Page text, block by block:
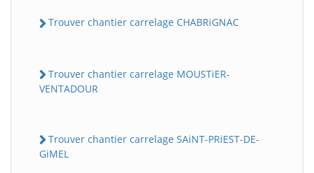
Trouver chantier carrelage CHABRiGNAC
Trouver chantier carrelage MOUSTiER-
VENTADOUR
Trouver chantier carrelage SAiNT-PRiEST-DE-
GiMEL